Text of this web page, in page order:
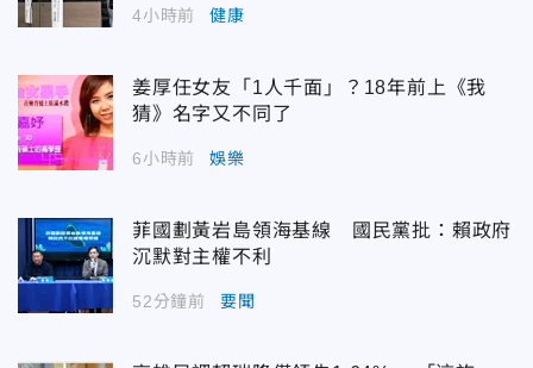
4小時前 健康
姜厚任女友「1人千面」？18年前上《我
猜》名字又不同了
6小時前 娛樂
菲國劃黃岩島領海基線 國民黨批：賴政府
沉默對主權不利
52分鐘前 要聞